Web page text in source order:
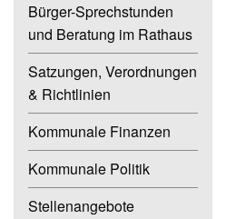
Bürger-Sprechstunden
und Beratung im Rathaus
Satzungen, Verordnungen
& Richtlinien
Kommunale Finanzen
Kommunale Politik
Stellenangebote